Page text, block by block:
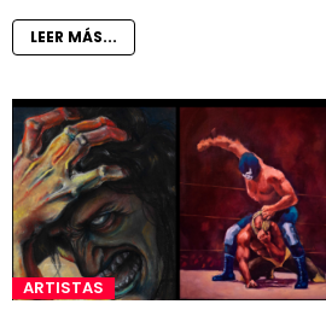
LEER MÁS...
ARTISTAS